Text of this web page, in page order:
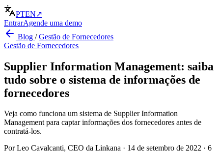
PTEN↗
EntrarAgende uma demo
Blog /Gestão de Fornecedores
Gestão de Fornecedores
Supplier Information Management: saiba
tudo sobre o sistema de informações de
fornecedores
Veja como funciona um sistema de Supplier Information
Management para captar informações dos fornecedores antes de
contratá-los.
Por Leo Cavalcanti, CEO da Linkana · 14 de setembro de 2022 · 6